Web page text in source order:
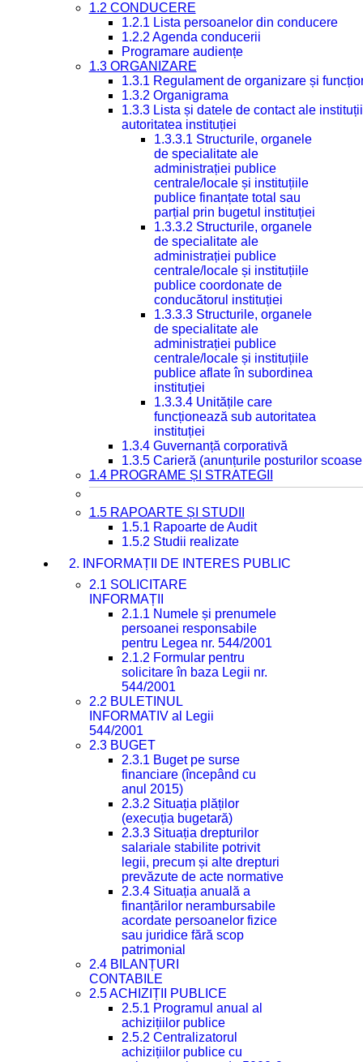
1.2 CONDUCERE
1.2.1 Lista persoanelor din conducere
1.2.2 Agenda conducerii
Programare audiențe
1.3 ORGANIZARE
1.3.1 Regulament de organizare și
1.3.2 Organigrama
1.3.3 Lista și datele de contact ale
autoritatea instituției
1.3.3.1 Structurile, organele
de specialitate ale
administrației publice
centrale/locale și instituțiile
publice finanțate total sau
parțial prin bugetul instituției
1.3.3.2 Structurile, organele
de specialitate ale
administrației publice
centrale/locale și instituțiile
publice coordonate de
conducătorul instituției
1.3.3.3 Structurile, organele
de specialitate ale
administrației publice
centrale/locale și instituțiile
publice aflate în subordinea
instituției
1.3.3.4 Unitățile care
funcționează sub autoritatea
instituției
1.3.4 Guvernanță corporativă
1.3.5 Carieră (anunțurile posturilor
1.4 PROGRAME ȘI STRATEGII
1.5 RAPOARTE ȘI STUDII
1.5.1 Rapoarte de Audit
1.5.2 Studii realizate
2. INFORMAȚII DE INTERES PUBLIC
2.1 SOLICITARE
INFORMAȚII
2.1.1 Numele și prenumele
persoanei responsabile
pentru Legea nr. 544/2001
2.1.2 Formular pentru
solicitare în baza Legii nr.
544/2001
2.2 BULETINUL
INFORMATIV al Legii
544/2001
2.3 BUGET
2.3.1 Buget pe surse
financiare (începând cu
anul 2015)
2.3.2 Situația plăților
(execuția bugetară)
2.3.3 Situația drepturilor
salariale stabilite potrivit
legii, precum și alte drepturi
prevăzute de acte normative
2.3.4 Situația anuală a
finanțărilor nerambursabile
acordate persoanelor fizice
sau juridice fără scop
patrimonial
2.4 BILANȚURI
CONTABILE
2.5 ACHIZIȚII PUBLICE
2.5.1 Programul anual al
achizițiilor publice
2.5.2 Centralizatorul
achizițiilor publice cu